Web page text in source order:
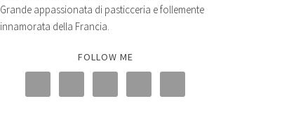
Grande appassionata di pasticceria e follemente
innamorata della Francia.
FOLLOW ME